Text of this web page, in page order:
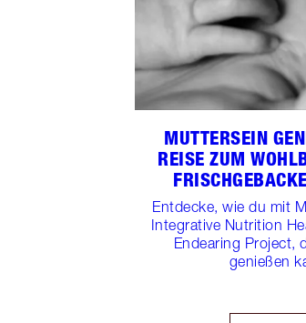
MUTTERSEIN
EISE ZUM
Entdecke, wie du mit
Integrative Nutrition
Endearing Project,
genießen